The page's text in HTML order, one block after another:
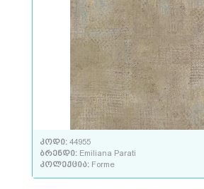
კოდი: 44955
ბრენდი: Emiliana Parati
კოლექცია: Forme